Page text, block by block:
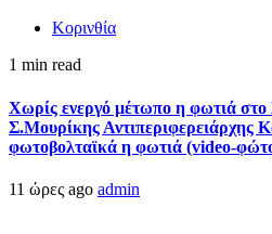
Κορινθία
1 min read
Χωρίς ενεργό μέτωπο η φωτιά στο
Σ.Μουρίκης Αντιπεριφερειάρχης
φωτοβολταϊκά η φωτιά (video-
11 ώρες ago admin